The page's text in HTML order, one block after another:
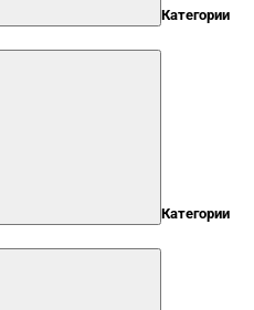
Категории
Категории